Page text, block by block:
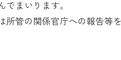
まいります。
所管の関係官庁への報告等